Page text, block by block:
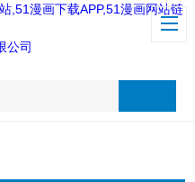
,51漫画下载APP,51漫画网站链